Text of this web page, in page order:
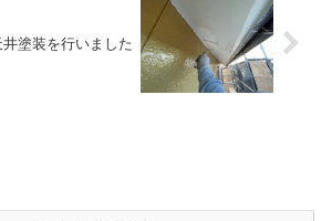
塗装を行いました